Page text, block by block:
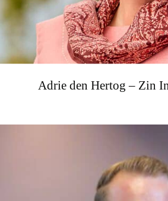
Adrie den Hertog – Zin